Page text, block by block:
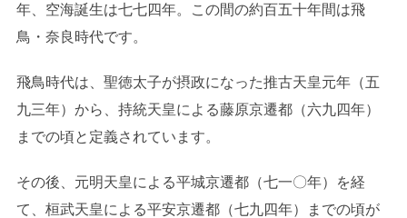
年、空海誕生は七七四年。この間の約百五十年間は飛
鳥・奈良時代です。
飛鳥時代は、聖徳太子が摂政になった推古天皇元年（五
九三年）から、持統天皇による藤原京遷都（六九四年）
までの頃と定義されています。
その後、元明天皇による平城京遷都（七一〇年）を経
て、桓武天皇による平安京遷都（七九四年）までの頃が